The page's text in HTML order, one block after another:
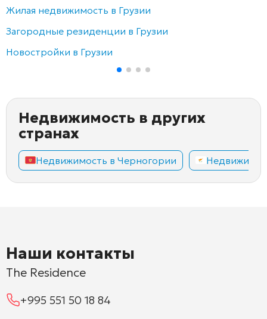
Жилая недвижимость в Грузии
Загородные резиденции в Грузии
Новостройки в Грузии
Недвижимость в других
странах
Недвижимость в Черногории
Наши контакты
The Residence
+995 551 50 18 84